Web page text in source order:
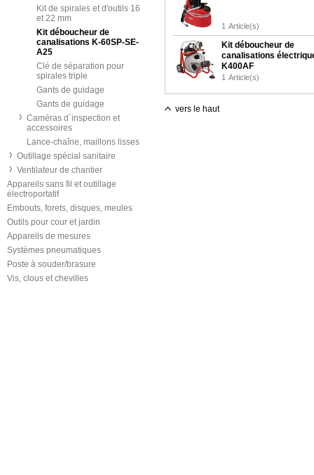
Kit de spirales et d'outils 16
et 22 mm
Kit déboucheur de
canalisations K-60SP-SE-
A25
Clé de séparation pour
spirales triple
Gants de guidage
Gants de guidage
Caméras d´inspection et
accessoires
Lance-chaîne, maillons lisses
Outillage spécial sanitaire
Ventilateur de chantier
Appareils sans fil et outillage
électroportatif
Embouts, forets, disques, meules
Outils pour cour et jardin
Appareils de mesures
Systèmes pneumatiques
Poste à souder/brasure
Vis, clous et chevilles
1 Article(s)
Kit déboucheur de
canalisations
K400AF
1 Article(s)
vers le haut